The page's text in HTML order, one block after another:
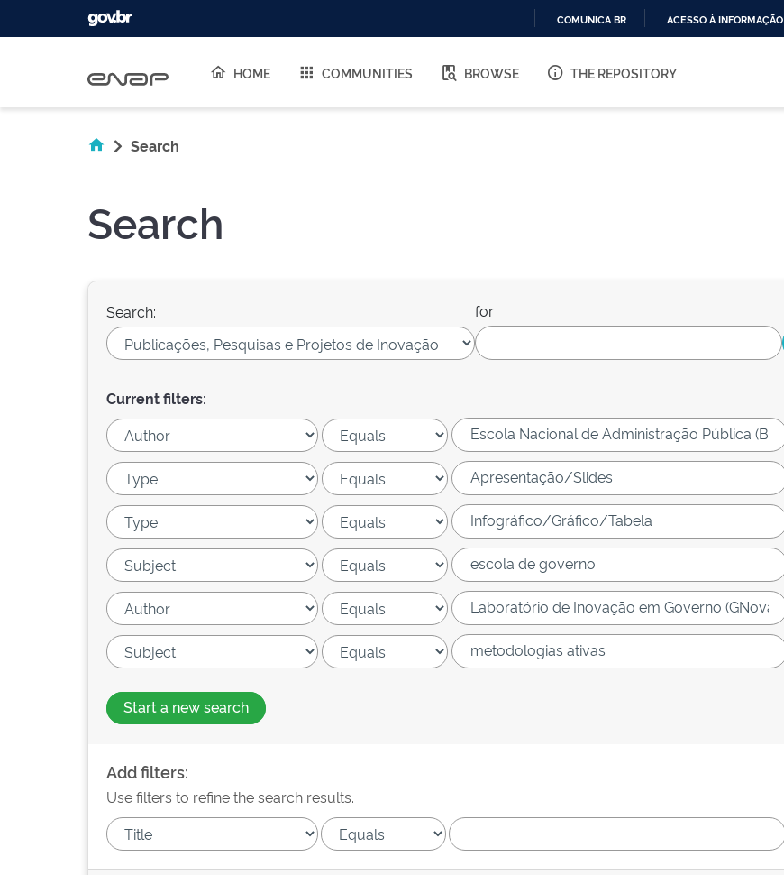
O
COMUNICA BR ACESSO À INFORMAÇÃO
HOME COMMUNITIES BROWSE THE REPOSITORY
Search
Search
Search: for
Current filters:
Start a new search
Add filters:
Use filters to refine the search results.